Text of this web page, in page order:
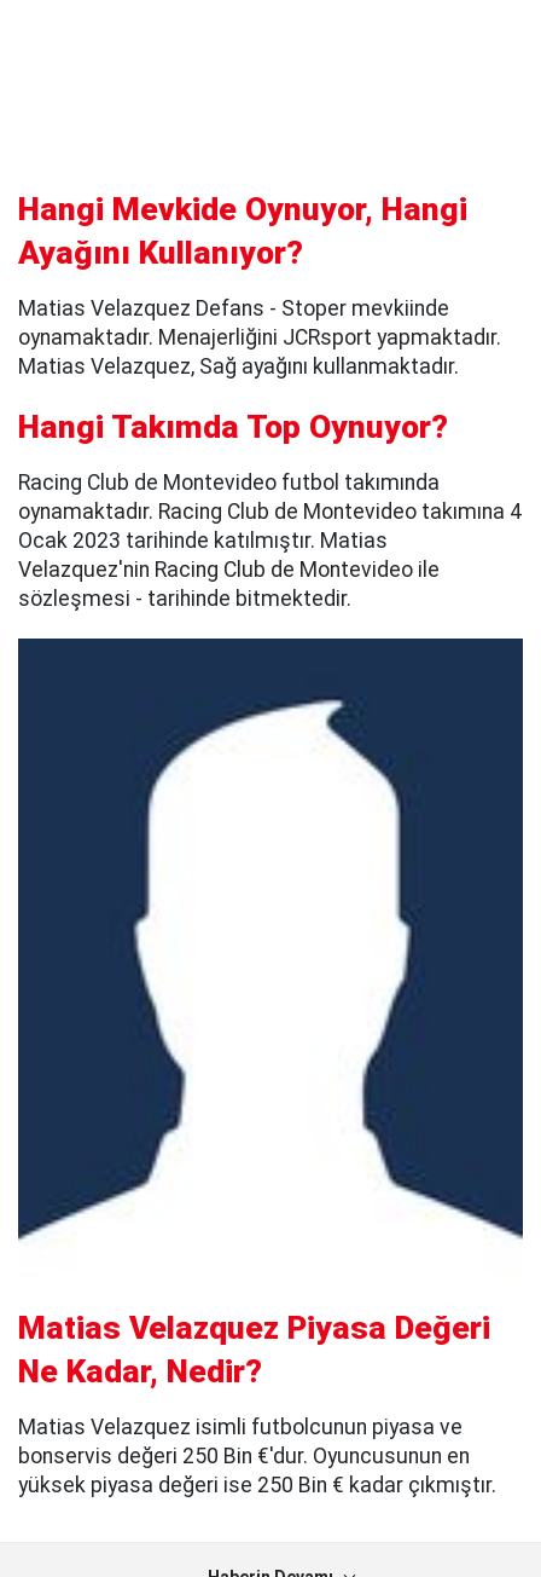
Hangi Mevkide Oynuyor, Hangi
Ayağını Kullanıyor?
Matias Velazquez Defans - Stoper mevkiinde
oynamaktadır. Menajerliğini JCRsport yapmaktadır.
Matias Velazquez, Sağ ayağını kullanmaktadır.
Hangi Takımda Top Oynuyor?
Racing Club de Montevideo futbol takımında
oynamaktadır. Racing Club de Montevideo takımına 4
Ocak 2023 tarihinde katılmıştır. Matias
Velazquez'nin Racing Club de Montevideo ile
sözleşmesi - tarihinde bitmektedir.
Matias Velazquez Piyasa Değeri
Ne Kadar, Nedir?
Matias Velazquez isimli futbolcunun piyasa ve
bonservis değeri 250 Bin €'dur. Oyuncusunun en
yüksek piyasa değeri ise 250 Bin € kadar çıkmıştır.